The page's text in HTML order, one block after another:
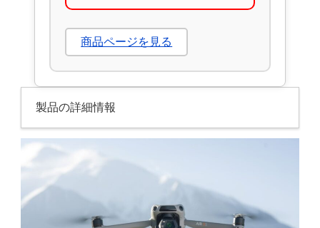
商品ページを見る
製品の詳細情報